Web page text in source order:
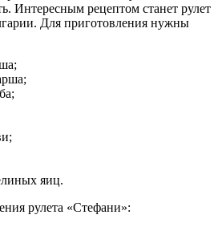
Интересным рецептом станет рулет
Для приготовления нужны
яиц.
рулета «Стефани»: